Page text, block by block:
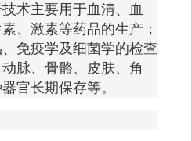
术主要用于血清、血
、激素等药品的生产；
免疫学及细菌学的检查
脉、骨骼、皮肤、角
官长期保存等。